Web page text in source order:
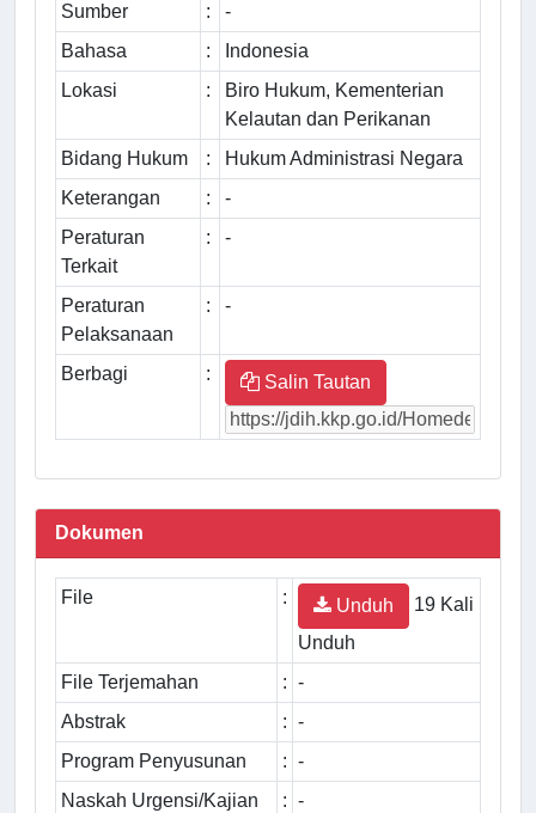
Sumber :
-
Bahasa
:
Indonesia
Lokasi
:
Biro Hukum, Kementerian
Kelautan dan Perikanan
Bidang Hukum
:
Hukum Administrasi Negara
Keterangan
:
-
Peraturan
Terkait
: -
Peraturan
Pelaksanaan
: -
Berbagi : Salin Tautan
Dokumen
File : Unduh
19 Kali
Unduh
File Terjemahan
: -
Abstrak
: -
Program Penyusunan
: -
Naskah Urgensi/Kajian
: -